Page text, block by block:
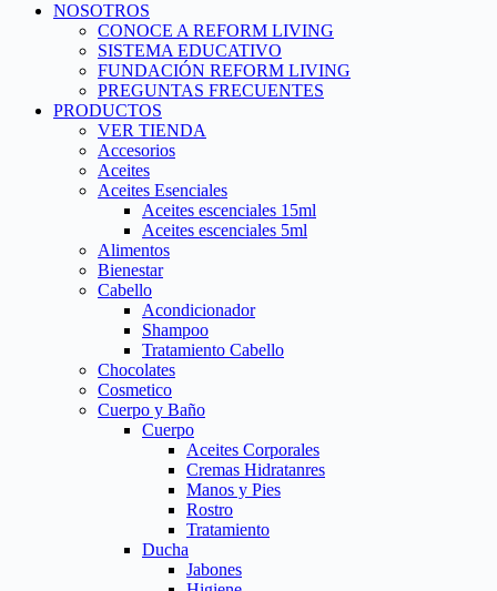
NOSOTROS
CONOCE A REFORM LIVING
SISTEMA EDUCATIVO
FUNDACIÓN REFORM LIVING
PREGUNTAS FRECUENTES
PRODUCTOS
VER TIENDA
Accesorios
Aceites
Aceites Esenciales
Aceites escenciales 15ml
Aceites escenciales 5ml
Alimentos
Bienestar
Cabello
Acondicionador
Shampoo
Tratamiento Cabello
Chocolates
Cosmetico
Cuerpo y Baño
Cuerpo
Aceites Corporales
Cremas Hidratanres
Manos y Pies
Rostro
Tratamiento
Ducha
Jabones